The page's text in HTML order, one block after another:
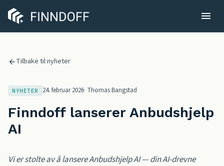
Tilbake til nyheter
NYHETER 24. februar 2026· Thomas Bangstad
Finndoff lanserer Anbudshjelp
AI
Vi er stolte av å lansere Anbudshjelp AI — din AI-drevne